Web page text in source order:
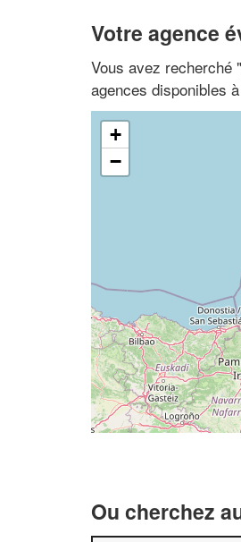
Votre agence
Vous avez recherché "
agences disponibles
+
−
Ou cherchez